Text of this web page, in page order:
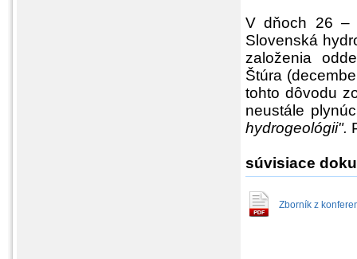
V dňoch 26 –
Slovenská
založenia
Štúra
tohto dôvodu
neustále
hydrogeológii".
súvisiace
Zborník z